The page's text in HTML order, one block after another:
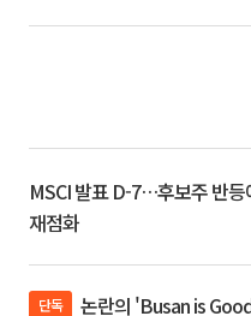
MSCI 발표 D-7…후보주 반등
재점화
단독